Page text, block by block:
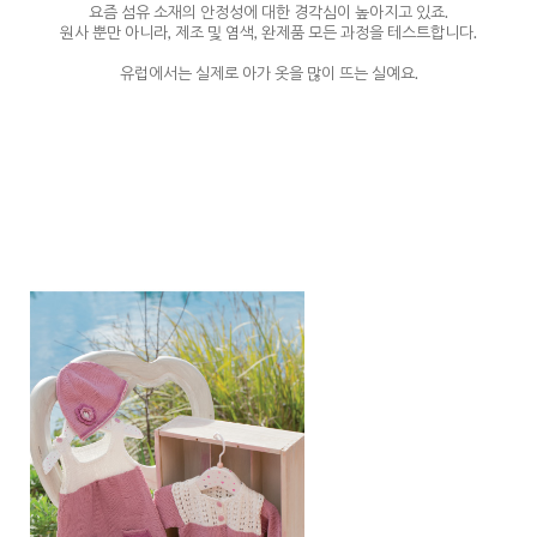
요즘 섬유 소재의 안정성에 대한 경각심이 높아지고 있죠.
원사 뿐만 아니라, 제조 및 염색, 완제품 모든 과정을 테스트합니다.
유럽에서는 실제로 아가 옷을 많이 뜨는 실예요.